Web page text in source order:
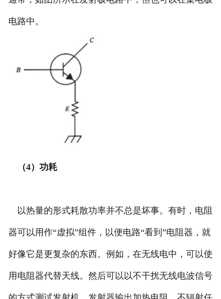
电路中。
（4）功耗
以热量的形式耗散功率并不总是坏事。有时，电阻
器可以用作“虚拟”组件，以便电路“看到”电阻器，就
好像它是更复杂的东西。例如，在无线电中，可以使
用电阻器代替天线。然后可以以不干扰无线电波信号